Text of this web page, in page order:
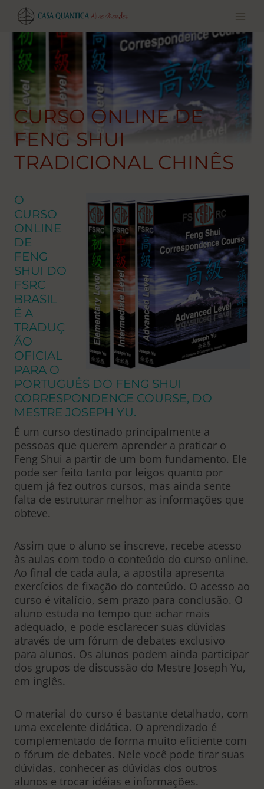
Pular
para
conteúdo
CURSO ONLINE DE
FENG SHUI
TRADICIONAL CHINÊS
O
CURSO
ONLINE
DE
FENG
SHUI DO
FSRC
BRASIL
É A
TRADUÇ
ÃO
OFICIAL
PARA O
PORTUGUÊS DO FENG SHUI
CORRESPONDENCE COURSE, DO
MESTRE JOSEPH YU.
É um curso destinado principalmente a
pessoas que querem aprender a praticar o
Feng Shui a partir de um bom fundamento. Ele
pode ser feito tanto por leigos quanto por
quem já fez outros cursos, mas ainda sente
falta de estruturar melhor as informações que
obteve.
Assim que o aluno se inscreve, recebe acesso
às aulas com todo o conteúdo do curso online.
Ao final de cada aula, a apostila apresenta
exercícios de fixação do conteúdo. O acesso ao
curso é vitalício, sem prazo para conclusão. O
aluno estuda no tempo que achar mais
adequado, e pode esclarecer suas dúvidas
através de um fórum de debates exclusivo
para alunos. Os alunos podem ainda participar
dos grupos de discussão do Mestre Joseph Yu,
em inglês.
O material do curso é bastante detalhado, com
uma excelente didática. O aprendizado é
complementado de forma muito eficiente com
o fórum de debates. Nele você pode tirar suas
dúvidas, conhecer as dúvidas dos outros
alunos e trocar idéias e informações.